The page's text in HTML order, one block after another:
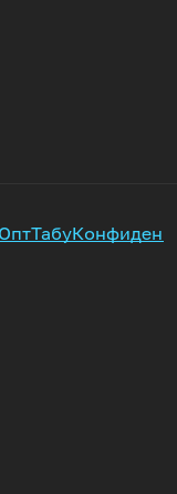
ОптТабу